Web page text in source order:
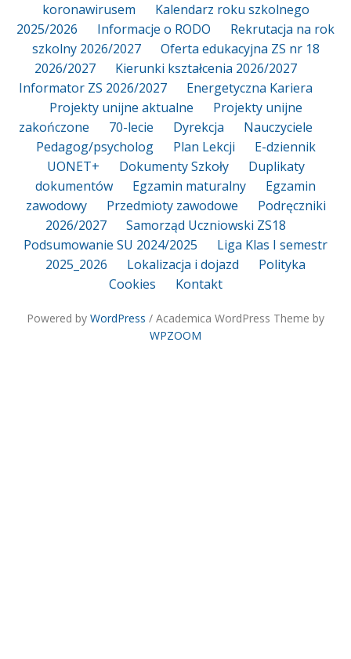
koronawirusem
Kalendarz roku szkolnego
2025/2026
Informacje o RODO
Rekrutacja na rok
szkolny 2026/2027
Oferta edukacyjna ZS nr 18
2026/2027
Kierunki kształcenia 2026/2027
Informator ZS 2026/2027
Energetyczna Kariera
Projekty unijne aktualne
Projekty unijne
zakończone
70-lecie Dyrekcja
Nauczyciele
Pedagog/psycholog
Plan Lekcji
E-dziennik
UONET+
Dokumenty Szkoły
Duplikaty
dokumentów
Egzamin maturalny
Egzamin
zawodowy
Przedmioty zawodowe
Podręczniki
2026/2027
Samorząd Uczniowski ZS18
Podsumowanie SU 2024/2025
Liga Klas I semestr
2025_2026
Lokalizacja i dojazd
Polityka
Cookies
Kontakt
Powered by WordPress / Academica WordPress Theme by
WPZOOM